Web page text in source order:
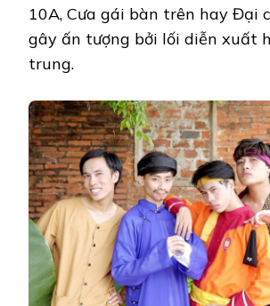
10A, Cưa gái bàn trên hay Đại
gây ấn tượng bởi lối diễn xuất
trung.